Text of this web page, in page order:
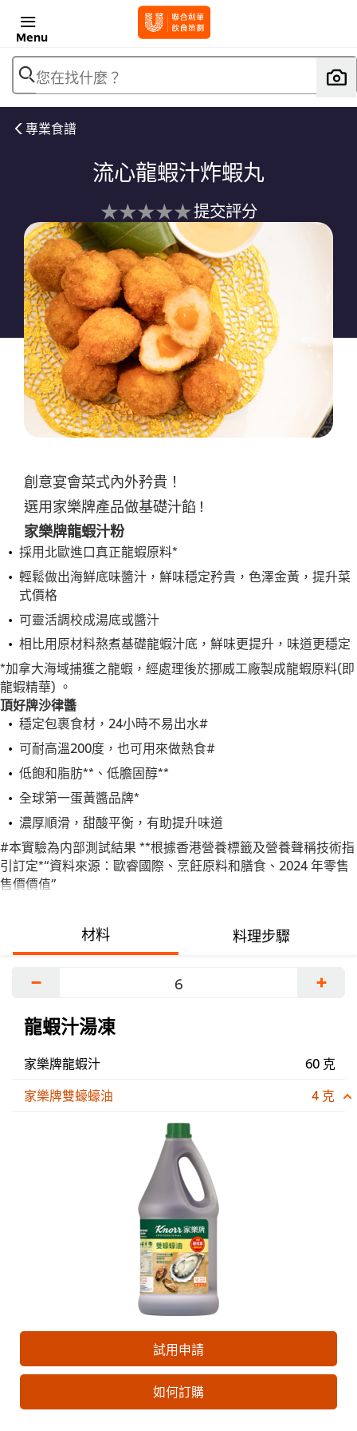
Menu
您在找什麼？
專業食譜
流心龍蝦汁炸蝦丸
没
有
为
这
个
recipe
提
交
评
级
提交評分
創意宴會菜式內外矜貴！
選用家樂牌產品做基礎汁餡 !
家樂牌龍蝦汁粉
採用北歐進口真正龍蝦原料*
輕鬆做出海鮮底味醬汁，鮮味穩定矜貴，色澤金黃，提升菜
式價格
可靈活調校成湯底或醬汁
相比用原材料熬煮基礎龍蝦汁底，鮮味更提升，味道更穩定
*加拿大海域捕獲之龍蝦，經處理後於挪威工廠製成龍蝦原料(即
龍蝦精華) 。
頂好牌沙律醬
穩定包裹食材，24小時不易出水#
可耐高溫200度，也可用來做熱食#
低飽和脂肪**、低膽固醇**
全球第一蛋黃醬品牌*
濃厚順滑，甜酸平衡，有助提升味道
#本實驗為内部測試結果 **根據香港營養標籤及營養聲稱技術指
引訂定*“資料來源：歐睿國際、烹飪原料和膳食、2024 年零售
售價價值”
材料 料理步驟
− +
龍蝦汁湯凍
家樂牌龍蝦汁
60 克
家樂牌雙蠔蠔油
4 克
試用申請
如何訂購